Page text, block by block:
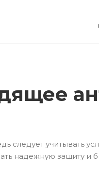
учитывать
надежную защиту